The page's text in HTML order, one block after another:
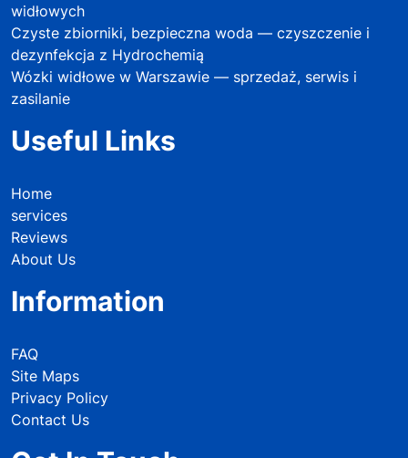
widłowych
Czyste zbiorniki, bezpieczna woda — czyszczenie i
dezynfekcja z Hydrochemią
Wózki widłowe w Warszawie — sprzedaż, serwis i
zasilanie
Useful Links
Home
services
Reviews
About Us
Information
FAQ
Site Maps
Privacy Policy
Contact Us